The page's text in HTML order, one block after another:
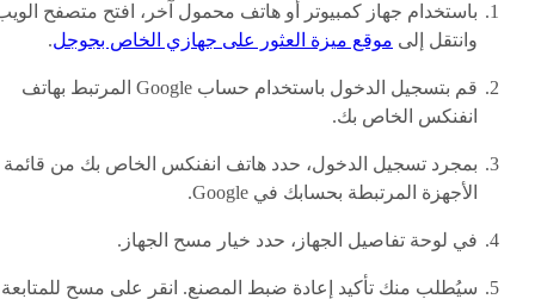
باستخدام جهاز كمبيوتر أو هاتف محمول آخر، افتح متصفح
وانتقل إلى موقع ميزة العثور على جهازي الخاص بجوجل.
قم بتسجيل الدخول باستخدام حساب Google المرتبط بهاتف
انفنكس الخاص بك.
بمجرد تسجيل الدخول، حدد هاتف انفنكس الخاص بك من قائمة
الأجهزة المرتبطة بحسابك في Google.
في لوحة تفاصيل الجهاز، حدد خيار مسح الجهاز.
سيُطلب منك تأكيد إعادة ضبط المصنع. انقر على مسح